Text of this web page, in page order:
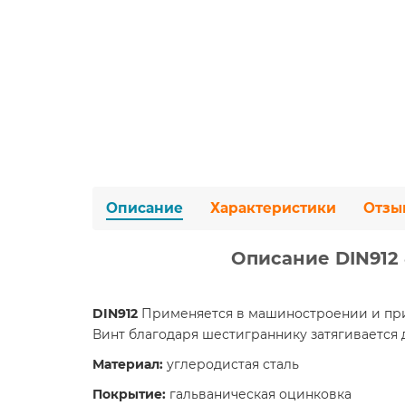
Описание Характеристики
Описание
DIN912 Применяется в машиностроении и
Винт благодаря шестиграннику затягивается
Материал: углеродистая сталь
Покрытие: гальваническая оцинковка